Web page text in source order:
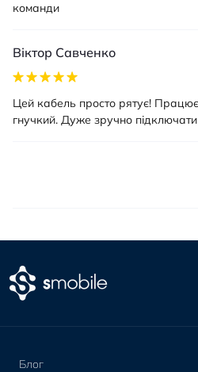
команди
Віктор Савченко
Цей кабель просто рятує! Працює
гнучкий. Дуже зручно
Блог